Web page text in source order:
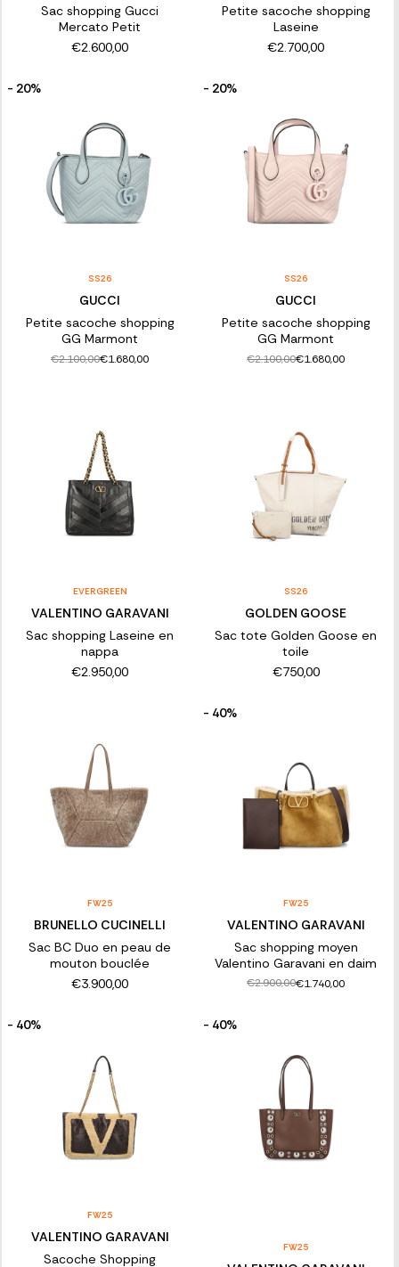
Sac shopping Gucci
Mercato Petit
€2.600,00
Petite sacoche shopping
Laseine
€2.700,00
- 20%
SS26
GUCCI
Petite sacoche shopping
GG Marmont
€2.100,00€1.680,00
- 20%
SS26
GUCCI
Petite sacoche shopping
GG Marmont
€2.100,00€1.680,00
EVERGREEN
VALENTINO GARAVANI
Sac shopping Laseine en
nappa
€2.950,00
SS26
GOLDEN GOOSE
Sac tote Golden Goose en
toile
€750,00
FW25
BRUNELLO CUCINELLI
Sac BC Duo en peau de
mouton bouclée
€3.900,00
- 40%
FW25
VALENTINO GARAVANI
Sac shopping moyen
Valentino Garavani en daim
€2.900,00€1.740,00
- 40%
FW25
VALENTINO GARAVANI
Sacoche Shopping
- 40%
FW25